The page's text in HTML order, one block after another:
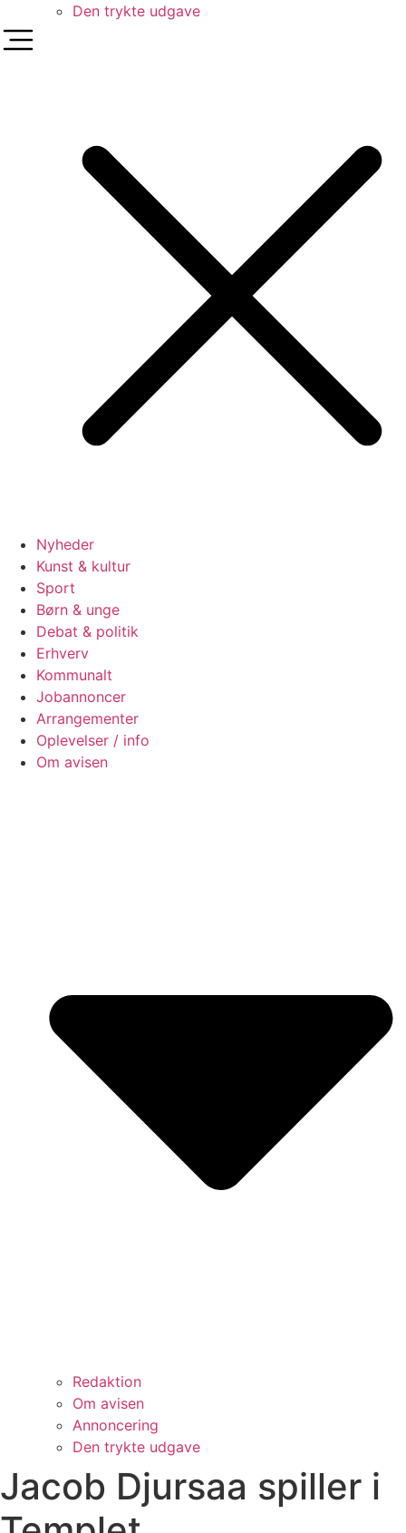
Den trykte udgave
Nyheder
Kunst & kultur
Sport
Børn & unge
Debat & politik
Erhverv
Kommunalt
Jobannoncer
Arrangementer
Oplevelser / info
Om avisen
Redaktion
Om avisen
Annoncering
Den trykte udgave
Jacob Djursaa spiller i